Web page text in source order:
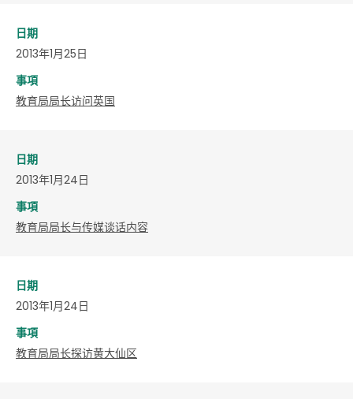
日期
2013年1月25日
事項
教育局局长访问英国
日期
2013年1月24日
事項
教育局局长与传媒谈话内容
日期
2013年1月24日
事項
教育局局长探访黄大仙区